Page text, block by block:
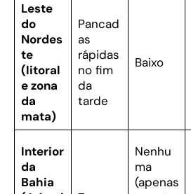
Leste
do
Nordes
te
(litoral
e zona
da
mata)
Pancad
as
rápidas
no fim
da
tarde
Baixo
Interior
da
Bahia
Nenhu
ma
(apenas